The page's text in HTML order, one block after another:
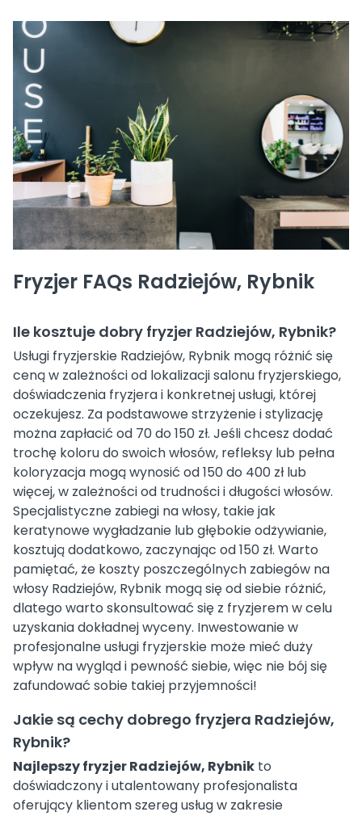
Fryzjer FAQs Radziejów, Rybnik
Ile kosztuje dobry fryzjer Radziejów, Rybnik?
Usługi fryzjerskie Radziejów, Rybnik mogą różnić się
ceną w zależności od lokalizacji salonu fryzjerskiego,
doświadczenia fryzjera i konkretnej usługi, której
oczekujesz. Za podstawowe strzyżenie i stylizację
można zapłacić od 70 do 150 zł. Jeśli chcesz dodać
trochę koloru do swoich włosów, refleksy lub pełna
koloryzacja mogą wynosić od 150 do 400 zł lub
więcej, w zależności od trudności i długości włosów.
Specjalistyczne zabiegi na włosy, takie jak
keratynowe wygładzanie lub głębokie odżywianie,
kosztują dodatkowo, zaczynając od 150 zł. Warto
pamiętać, że koszty poszczególnych zabiegów na
włosy Radziejów, Rybnik mogą się od siebie różnić,
dlatego warto skonsultować się z fryzjerem w celu
uzyskania dokładnej wyceny. Inwestowanie w
profesjonalne usługi fryzjerskie może mieć duży
wpływ na wygląd i pewność siebie, więc nie bój się
zafundować sobie takiej przyjemności!
Jakie są cechy dobrego fryzjera Radziejów,
Rybnik?
Najlepszy fryzjer Radziejów, Rybnik to
doświadczony i utalentowany profesjonalista
oferujący klientom szereg usług w zakresie